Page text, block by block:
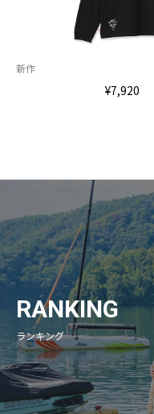
新作
¥7,920
RANKING
ランキング